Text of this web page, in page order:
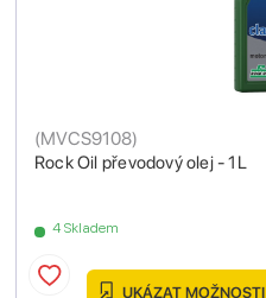
Rock Oil převodový olej - 1L
(MVCS9108)
4 Skladem
UKÁZAT MOŽNOSTI